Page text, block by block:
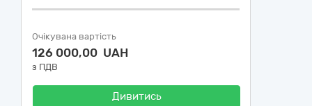
Очікувана вартість
126 000,00 UAH
з ПДВ
Дивитись